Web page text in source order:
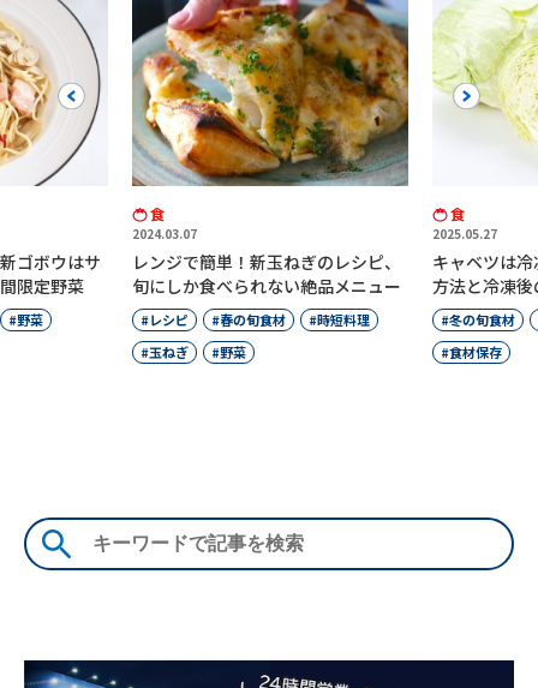
Previous
玉ねぎのレシピ、
ない絶品メニュー
食材
2025.05.27
キャベツは冷凍してOK？適切な保存
方法と冷凍後の活用レシピを紹介
冬の旬食材 春の旬食材
食材保存
スナ
くらい
介
スナ
Next